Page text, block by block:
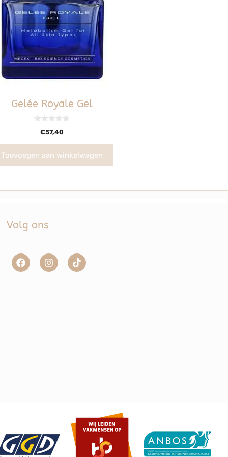
Gelée Royale Gel
n
5
€57,40
Toevoegen aan winkelwagen
Volg ons